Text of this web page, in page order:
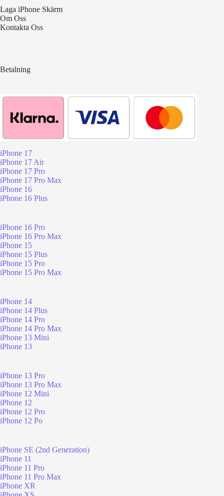
Laga iPhone Skärm
Om Oss
Kontakta Oss
Betalning
iPhone 17
iPhone 17 Air
iPhone 17 Pro
iPhone 17 Pro Max
iPhone 16
iPhone 16 Plus
iPhone 16 Pro
iPhone 16 Pro Max
iPhone 15
iPhone 15 Plus
iPhone 15 Pro
iPhone 15 Pro Max
iPhone 14
iPhone 14 Plus
iPhone 14 Pro
iPhone 14 Pro Max
iPhone 13 Mini
iPhone 13
iPhone 13 Pro
iPhone 13 Pro Max
iPhone 12 Mini
iPhone 12
iPhone 12 Pro
iPhone 12 Po
iPhone SE (2nd Generation)
iPhone 11
iPhone 11 Pro
iPhone 11 Pro Max
iPhone XR